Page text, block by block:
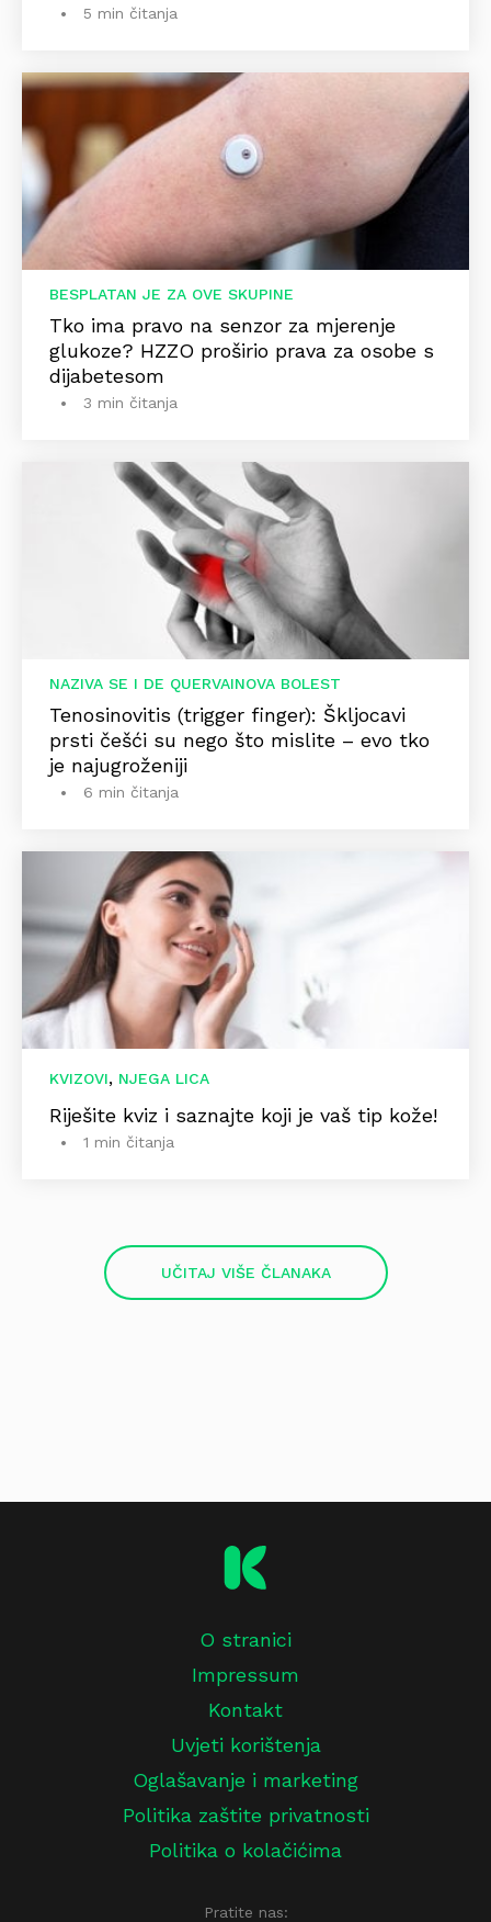
5 min čitanja
BESPLATAN JE ZA OVE SKUPINE
Tko ima pravo na senzor za mjerenje
glukoze? HZZO proširio prava za osobe s
dijabetesom
3 min čitanja
NAZIVA SE I DE QUERVAINOVA BOLEST
Tenosinovitis (trigger finger): Škljocavi
prsti češći su nego što mislite – evo tko
je najugroženiji
6 min čitanja
KVIZOVI, NJEGA LICA
Riješite kviz i saznajte koji je vaš tip kože!
1 min čitanja
UČITAJ VIŠE ČLANAKA
O stranici
Impressum
Kontakt
Uvjeti korištenja
Oglašavanje i marketing
Politika zaštite privatnosti
Politika o kolačićima
Pratite nas: